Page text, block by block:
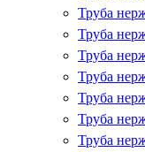
Труба
Труба
Труба
Труба
Труба
Труба
Труба